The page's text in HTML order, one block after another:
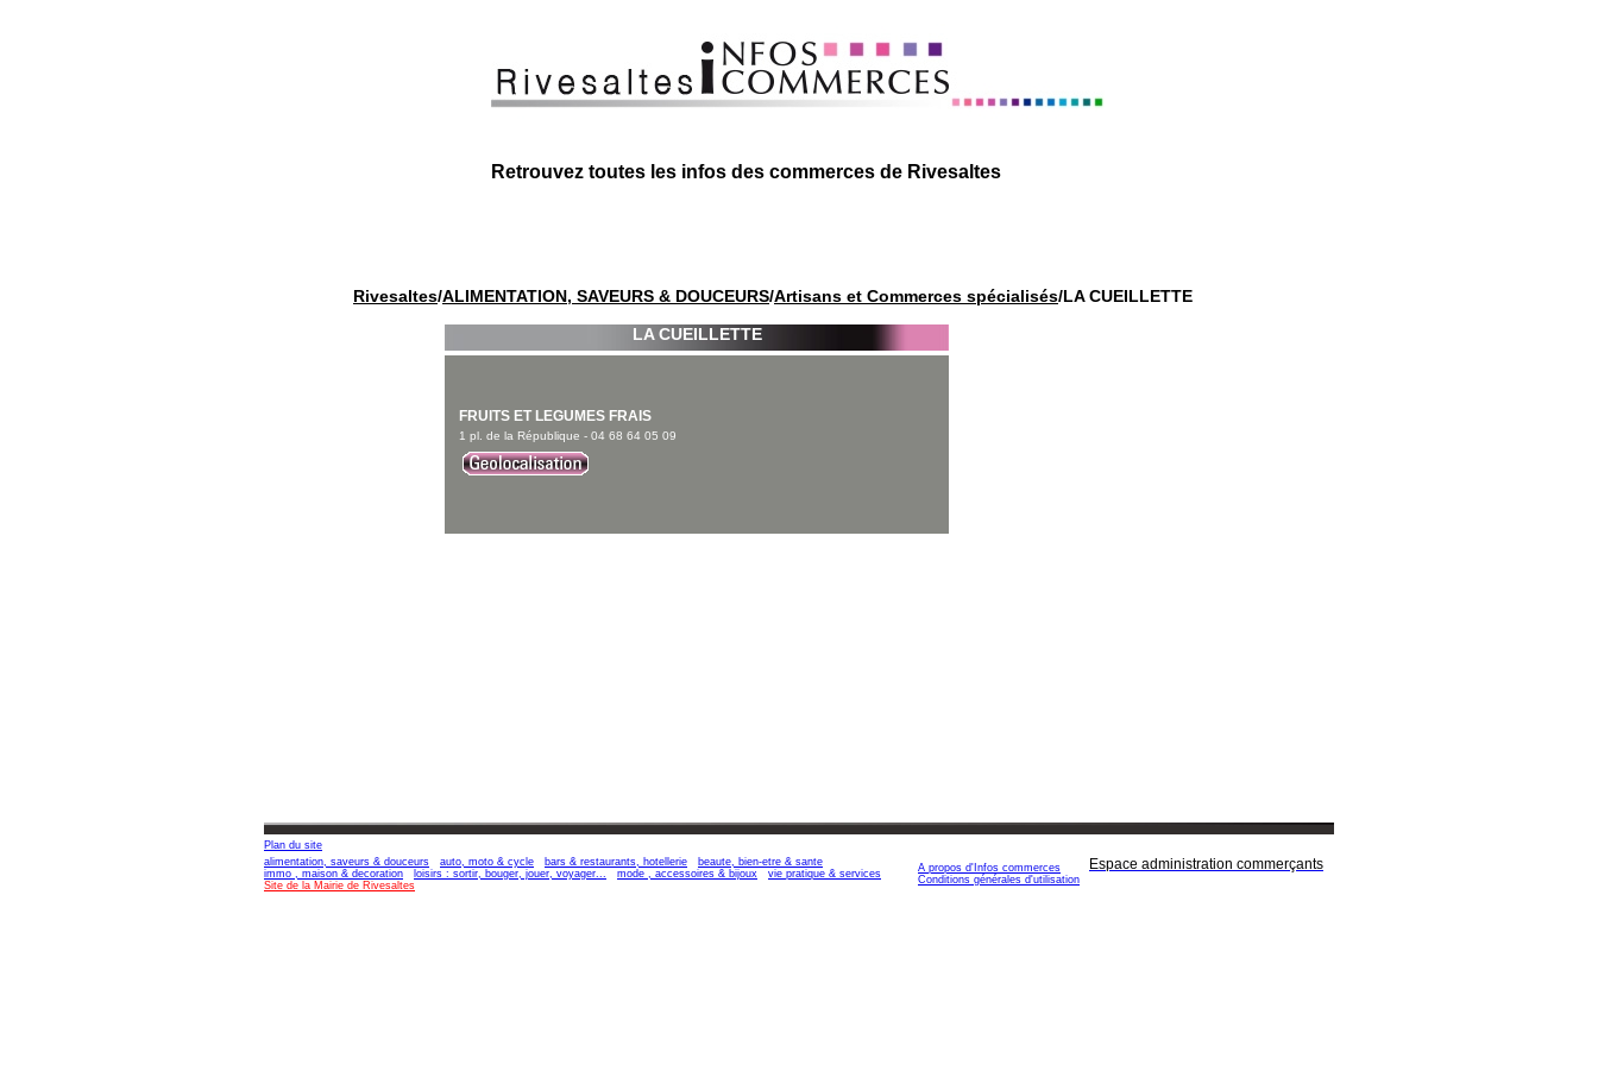
Retrouvez toutes les infos des commerces de Rivesaltes
Rivesaltes/ALIMENTATION, SAVEURS & DOUCEURS/Artisans et Commerces spécialisés/LA CUEILLETTE
LA CUEILLETTE
FRUITS ET LEGUMES FRAIS
1 pl. de la République - 04 68 64 05 09
Plan du site
alimentation, saveurs & douceurs
auto, moto & cycle bars & restaurants, hotellerie
beaute, bien-etre & sante
immo , maison & decoration
loisirs : sortir, bouger, jouer, voyager... mode , accessoires & bijoux
vie pratique & services
Site de la Mairie de Rivesaltes
A propos d'Infos commerces
Conditions générales d'utilisation
Espace administration commerçants